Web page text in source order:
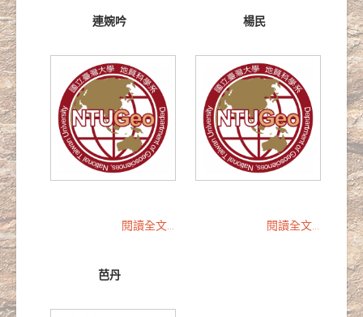
連婉吟
閱讀全文...
楊民
閱讀全文...
芭丹